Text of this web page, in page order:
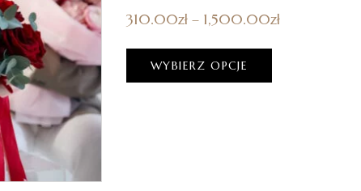
310.00zł– 1,500.00zł
WYBIERZ OPCJE